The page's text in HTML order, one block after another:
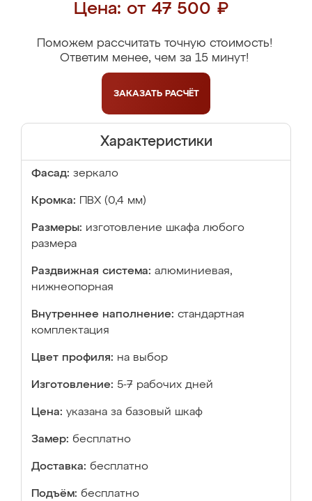
Цена: от 47 500 ₽
Поможем рассчитать точную стоимость!
Ответим менее, чем за 15 минут!
ЗАКАЗАТЬ РАСЧЁТ
Характеристики
Фасад: зеркало
Кромка: ПВХ (0,4 мм)
Размеры: изготовление шкафа любого
размера
Раздвижная система: алюминиевая,
нижнеопорная
Внутреннее наполнение: стандартная
комплектация
Цвет профиля: на выбор
Изготовление: 5-7 рабочих дней
Цена: указана за базовый шкаф
Замер: бесплатно
Доставка: бесплатно
Подъём: бесплатно